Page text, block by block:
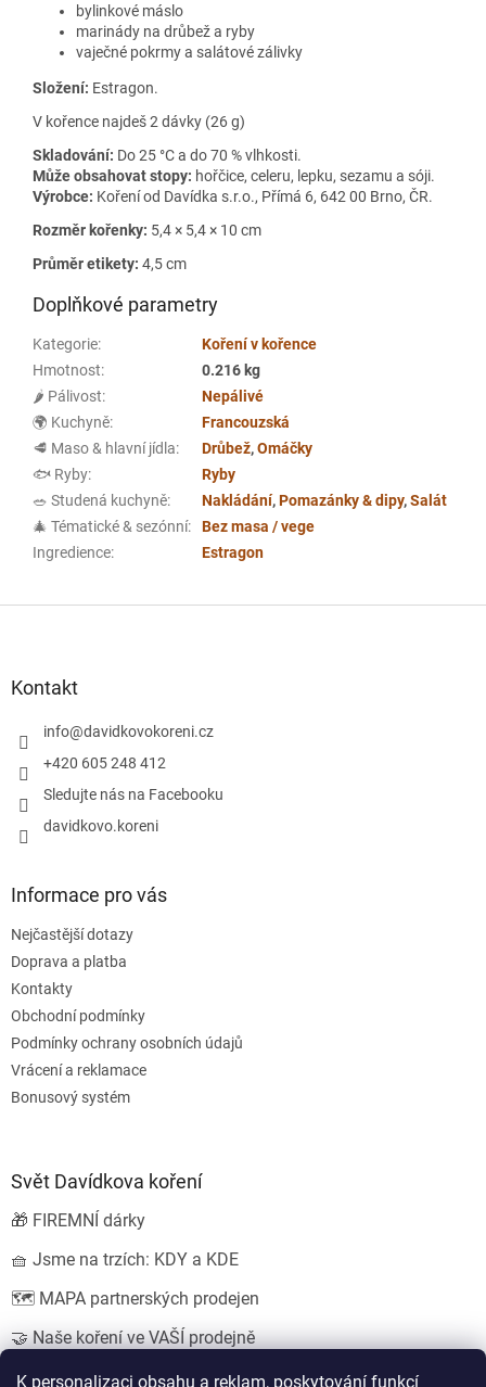
K personalizaci obsahu a reklam, poskytování funkcí
bylinkové máslo
marinády na drůbež a ryby
vaječné pokrmy a salátové zálivky
Složení: Estragon.
V kořence najdeš 2 dávky (26 g)
Skladování: Do 25 °C a do 70 % vlhkosti.
Může obsahovat stopy: hořčice, celeru, lepku, sezamu a sóji.
Výrobce: Koření od Davídka s.r.o., Přímá 6, 642 00 Brno, ČR.
Rozměr kořenky: 5,4 × 5,4 × 10 cm
Průměr etikety: 4,5 cm
Doplňkové parametry
Kategorie:
Koření v kořence
Hmotnost:
0.216 kg
🌶️ Pálivost:
Nepálivé
🌍 Kuchyně:
Francouzská
🥩 Maso & hlavní jídla: Drůbež,Omáčky
🐟 Ryby:
Ryby
🥗 Studená kuchyně: Nakládání,Pomazánky & dipy,Salát
🎄 Tématické & sezónní:
Bez masa / vege
Ingredience: Estragon
Kontakt
info@davidkovokoreni.cz
+420 605 248 412
Sledujte nás na Facebooku
davidkovo.koreni
Informace pro vás
Nejčastější dotazy
Doprava a platba
Kontakty
Obchodní podmínky
Podmínky ochrany osobních údajů
Vrácení a reklamace
Bonusový systém
Svět Davídkova koření
🎁 FIREMNÍ dárky
🧺 Jsme na trzích: KDY a KDE
🗺️ MAPA partnerských prodejen
🤝 Naše koření ve VAŠÍ prodejně
💍 SVATEBNÍ dárky